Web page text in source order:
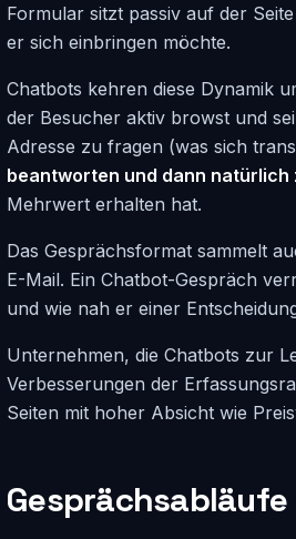
Formular sitzt passiv auf der
er sich einbringen möchte.
Chatbots kehren diese Dynamik
der Besucher aktiv browst und
Adresse zu fragen (was sich
beantworten und dann
Mehrwert erhalten hat.
Das Gesprächsformat sammelt
E-Mail. Ein Chatbot-Gespräch
und wie nah er einer
Unternehmen, die Chatbots zur
Verbesserungen der
Seiten mit hoher Absicht wie